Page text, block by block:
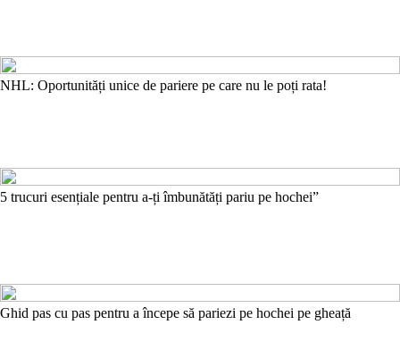
NHL: Oportunități unice de pariere pe care nu le poți rata!
5 trucuri esențiale pentru a-ți îmbunătăți pariu pe hochei”
Ghid pas cu pas pentru a începe să pariezi pe hochei pe gheață